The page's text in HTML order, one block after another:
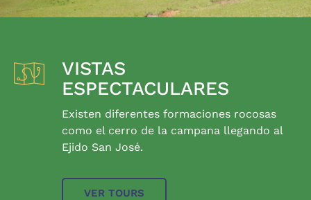
VISTAS
ESPECTACULARES
Existen diferentes formaciones rocosas
como el cerro de la campana llegando al
Ejido San José.
VER TOURS